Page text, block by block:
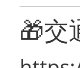
🎁